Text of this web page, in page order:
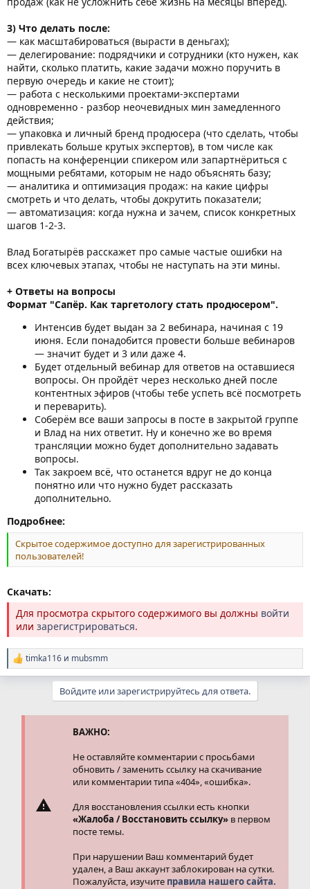
3) Что делать после:
— как масштабироваться (вырасти в деньгах);
— делегирование: подрядчики и сотрудники (кто нужен, как
найти, сколько платить, какие задачи можно поручить в
первую очередь и какие не стоит);
— работа с несколькими проектами-экспертами
одновременно - разбор неочевидных мин замедленного
действия;
— упаковка и личный бренд продюсера (что сделать, чтобы
привлекать больше крутых экспертов), в том числе как
попасть на конференции спикером или запартнёриться с
мощными ребятами, которым не надо объяснять базу;
— аналитика и оптимизация продаж: на какие цифры
смотреть и что делать, чтобы докрутить показатели;
— автоматизация: когда нужна и зачем, список конкретных
шагов 1-2-3.
Влад Богатырёв расскажет про самые частые ошибки на
всех ключевых этапах, чтобы не наступать на эти мины.
+ Ответы на вопросы
Формат "Сапёр. Как таргетологу стать продюсером".
Интенсив будет выдан за 2 вебинара, начиная с 19
июня. Если понадобится провести больше вебинаров
— значит будет и 3 или даже 4.
Будет отдельный вебинар для ответов на оставшиеся
вопросы. Он пройдёт через несколько дней после
контентных эфиров (чтобы тебе успеть всё посмотреть
и переварить).
Соберём все ваши запросы в посте в закрытой группе
и Влад на них ответит. Ну и конечно же во время
трансляции можно будет дополнительно задавать
вопросы.
Так закроем всё, что останется вдруг не до конца
понятно или что нужно будет рассказать
дополнительно.
Подробнее:
Скрытое содержимое доступно для зарегистрированных
пользователей!
Скачать:
Для просмотра скрытого содержимого вы должны войти
или зарегистрироваться.
Р
е
timka116 и mubsmm
Войдите или зарегистрируйтесь для ответа.
ВАЖНО:
Не оставляйте комментарии с просьбами
обновить / заменить ссылку на скачивание
или комментарии типа «404», «ошибка».
Для восстановления ссылки есть кнопки
«Жалоба / Восстановить ссылку» в первом
посте темы.
При нарушении Ваш комментарий будет
удален, а Ваш аккаунт заблокирован на сутки.
Пожалуйста, изучите правила нашего сайта.